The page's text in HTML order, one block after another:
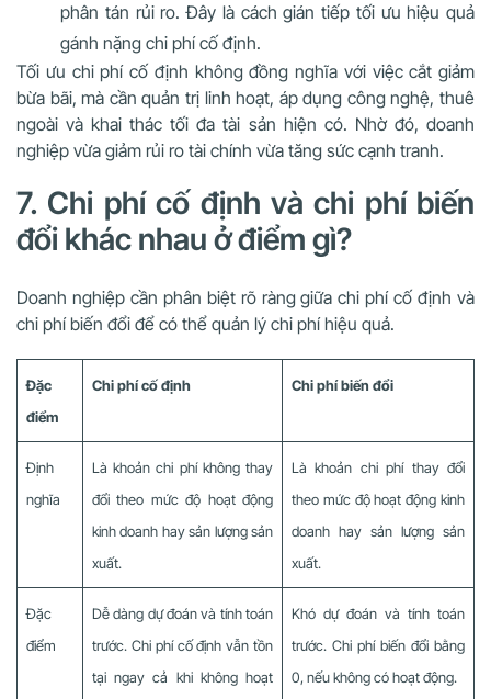
phân tán rủi ro. Đây là cách gián tiếp tối ưu hiệu quả
gánh nặng chi phí cố định.
Tối ưu chi phí cố định không đồng nghĩa với việc cắt giảm
bừa bãi, mà cần quản trị linh hoạt, áp dụng công nghệ, thuê
ngoài và khai thác tối đa tài sản hiện có. Nhờ đó, doanh
nghiệp vừa giảm rủi ro tài chính vừa tăng sức cạnh tranh.
7. Chi phí cố định và chi phí biến
đổi khác nhau ở điểm gì?
Doanh nghiệp cần phân biệt rõ ràng giữa chi phí cố định và
chi phí biến đổi để có thể quản lý chi phí hiệu quả.
Đặc
điểm
Chi phí cố định Chi phí biến đổi
Định
nghĩa
Là khoản chi phí không thay
đổi theo mức độ hoạt động
kinh doanh hay sản lượng sản
xuất.
Là khoản chi phí thay đổi
theo mức độ hoạt động kinh
doanh hay sản lượng sản
xuất.
Đặc
điểm
Dễ dàng dự đoán và tính toán
trước. Chi phí cố định vẫn tồn
tại ngay cả khi không hoạt
Khó dự đoán và tính toán
trước. Chi phí biến đổi bằng
0, nếu không có hoạt động.